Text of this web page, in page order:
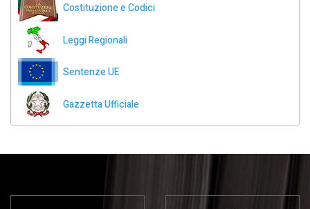
Costituzione e Codici
Leggi Regionali
Sentenze UE
Gazzetta Ufficiale